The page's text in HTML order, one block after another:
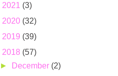
2021 (3)
2020 (32)
2019 (39)
2018 (57)
►
December (2)